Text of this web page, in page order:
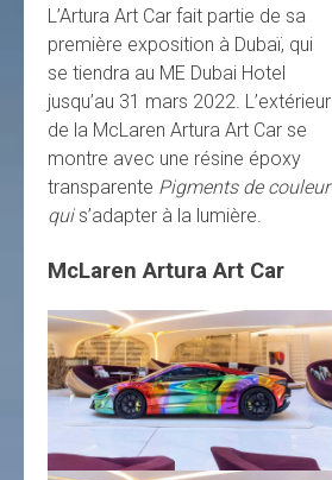
L’Artura Art Car fait partie de sa
première exposition à Dubaï, qui
se tiendra au ME Dubai Hotel
jusqu’au 31 mars 2022. L’extérieur
de la McLaren Artura Art Car se
montre avec une résine époxy
transparente Pigments de couleur
quis’adapter à la lumière.
McLaren Artura Art Car